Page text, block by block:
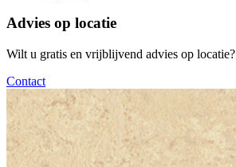
Advies op locatie
Wilt u gratis en vrijblijvend advies op locatie?
Contact